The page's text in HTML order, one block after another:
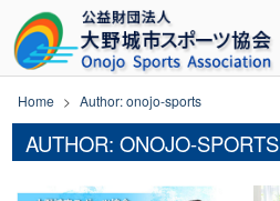
content
Home > Author: onojo-sports
AUTHOR:ONOJO-SPORTS